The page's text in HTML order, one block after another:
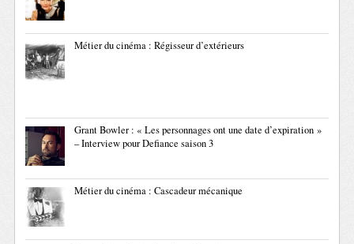
Métier du cinéma : Régisseur d’extérieurs
Grant Bowler : « Les personnages ont une date d’expiration »
– Interview pour Defiance saison 3
Métier du cinéma : Cascadeur mécanique